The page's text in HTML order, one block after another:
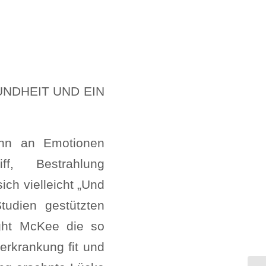
UND EIN
an Emotionen
Bestrahlung
vielleicht „Und
gestützten
McKee die so
fit und